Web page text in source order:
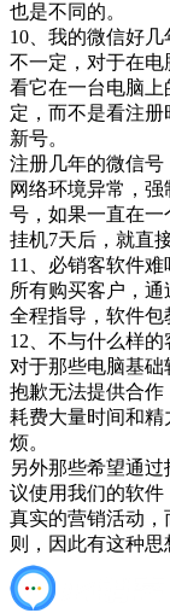
也是不同的。
10、我的微信好几
不一定，对于在
看它在一台电脑上
定，而不是看注
新号。
注册几年的微信
网络环境异常，
号，如果一直在一
挂机7天后，就直
11、必销客软件难
所有购买客户，
全程指导，软件包
12、不与什么样的
对于那些电脑基
抱歉无法提供合
耗费大量时间和
烦。
另外那些希望通
议使用我们的软
真实的营销活动
则，因此有这种思